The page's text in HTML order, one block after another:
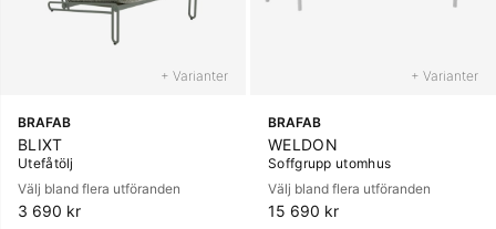
+ Varianter
BRAFAB
BLIXT
Utefåtölj
Välj bland flera utföranden
3 690 kr
+ Varianter
BRAFAB
WELDON
Soffgrupp utomhus
Välj bland flera utföranden
15 690 kr